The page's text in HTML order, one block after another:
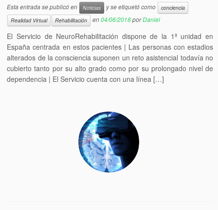
Esta entrada se publicó en Noticias y se etiquetó como
conciencia
Realidad Virtual
Rehabilitación en04/06/2018porDaniel
El Servicio de NeuroRehabilitación dispone de la 1ª unidad en
España centrada en estos pacientes | Las personas con estadios
alterados de la consciencia suponen un reto asistencial todavía no
cubierto tanto por su alto grado como por su prolongado nivel de
dependencia | El Servicio cuenta con una línea […]